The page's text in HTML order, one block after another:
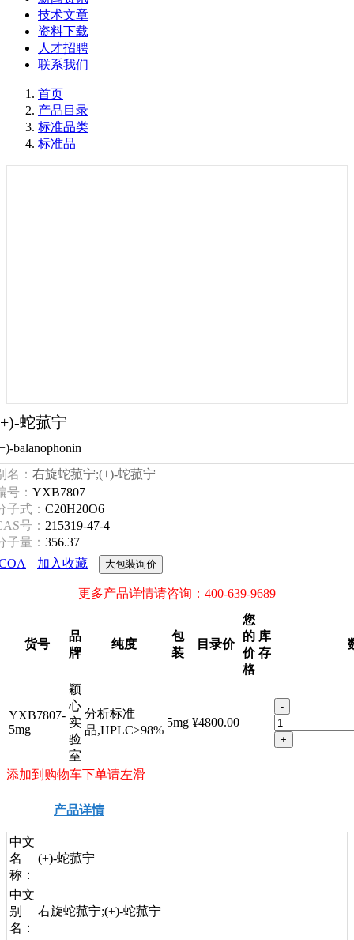
技术文章
资料下载
人才招聘
联系我们
首页
产品目录
标准品类
标准品
蛇菰宁
balanophonin
名： 右旋蛇菰宁;(+)-蛇菰宁
号： YXB7807
子式： C20H20O6
号： 215319-47-4
子量： 356.37
加入收藏 大包装询价
更多产品详情请咨询：400-639-9689
货号
品
牌
纯度
包
装
目录价
您
的
价
格
库
存
YXB7807-
5mg
颖
心
实
验
室
分析标准
品,HPLC≥98%
5mg ¥4800.00
-
+
添加到购物车下单请左滑
产品详情
中文
名
称：
(+)-蛇菰宁
中文
别
名：
右旋蛇菰宁;(+)-蛇菰宁